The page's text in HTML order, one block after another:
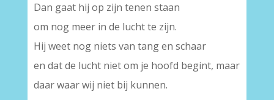
Dan gaat hij op zijn tenen staan
om nog meer in de lucht te zijn.
Hij weet nog niets van tang en schaar
en dat de lucht niet om je hoofd begint, maar
daar waar wij niet bij kunnen.